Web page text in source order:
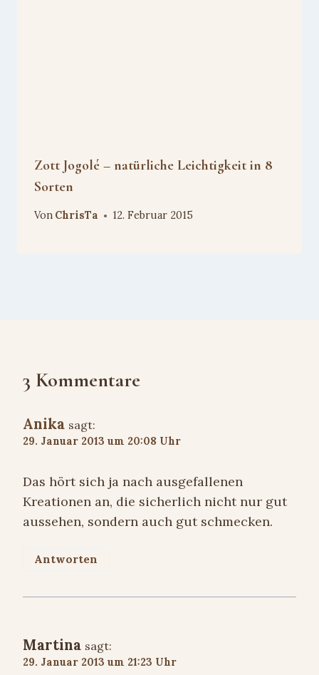
Zott Jogolé – natürliche Leichtigkeit in 8
Sorten
Von ChrisTa 12. Februar 2015
3 Kommentare
Anika sagt:
29. Januar 2013 um 20:08 Uhr
Das hört sich ja nach ausgefallenen
Kreationen an, die sicherlich nicht nur gut
aussehen, sondern auch gut schmecken.
Antworten
Martina sagt:
29. Januar 2013 um 21:23 Uhr